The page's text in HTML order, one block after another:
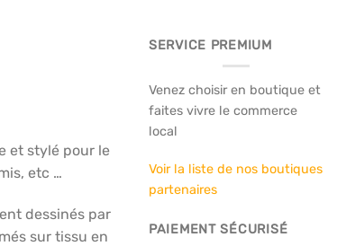
et stylé pour le
etc …
dessinés par
sur tissu en
SERVICE PREMIUM
Venez choisir en boutique et
faites vivre le commerce
local
Voir la liste de nos boutiques
partenaires
PAIEMENT SÉCURISÉ